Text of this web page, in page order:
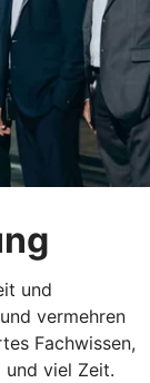
und
vermehren
Fachwissen,
viel Zeit.